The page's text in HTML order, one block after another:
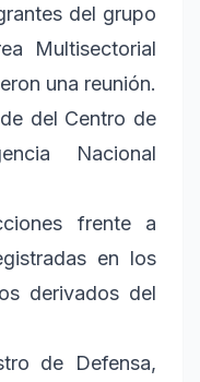
del grupo
Multisectorial
una reunión.
del Centro de
Nacional
frente a
en los
derivados del
de Defensa,